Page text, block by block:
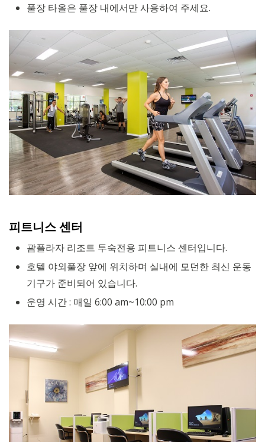
풀장 타올은 풀장 내에서만 사용하여 주세요.
피트니스 센터
괌플라자 리조트 투숙전용 피트니스 센터입니다.
호텔 야외풀장 앞에 위치하며 실내에 모던한 최신 운동
기구가 준비되어 있습니다.
운영 시간 : 매일 6:00 am~10:00 pm